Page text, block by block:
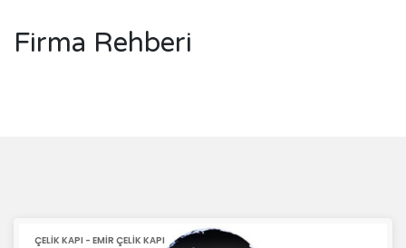
Firma Rehberi
ÇELIK KAPI - EMIR ÇELIK KAPI